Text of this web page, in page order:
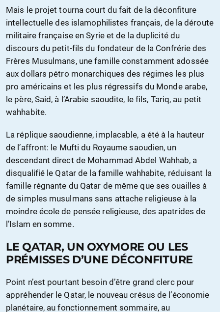
Mais le projet tourna court du fait de la déconfiture
intellectuelle des islamophilistes français, de la déroute
militaire française en Syrie et de la duplicité du
discours du petit-fils du fondateur de la Confrérie des
Frères Musulmans, une famille constamment adossée
aux dollars pétro monarchiques des régimes les plus
pro américains et les plus régressifs du Monde arabe,
le père, Said, à l’Arabie saoudite, le fils, Tariq, au petit
wahhabite.
La réplique saoudienne, implacable, a été à la hauteur
de l’affront: le Mufti du Royaume saoudien, un
descendant direct de Mohammad Abdel Wahhab, a
disqualifié le Qatar de la famille wahhabite, réduisant la
famille régnante du Qatar de même que ses ouailles à
de simples musulmans sans attache religieuse à la
moindre école de pensée religieuse, des apatrides de
l’Islam en somme.
LE QATAR, UN OXYMORE OU LES
PRÉMISSES D’UNE DÉCONFITURE
Point n’est pourtant besoin d’être grand clerc pour
appréhender le Qatar, le nouveau crésus de l’économie
planétaire, au fonctionnement sommaire, au